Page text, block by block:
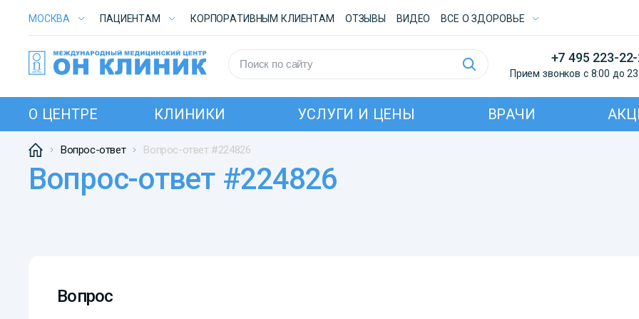
МОСКВА ПАЦИЕНТАМ КОРПОРАТИВНЫМ КЛИЕНТАМ ОТЗЫВЫ ВИДЕО ВСE О ЗДОРОВЬЕ
+7 495 223-
Прием звонков с 8:00 до
О ЦЕНТРЕ КЛИНИКИ УСЛУГИ И ЦЕНЫ ВРАЧИ
Вопрос-ответ Вопрос-ответ #224826
Вопрос-ответ #224826
Вопрос